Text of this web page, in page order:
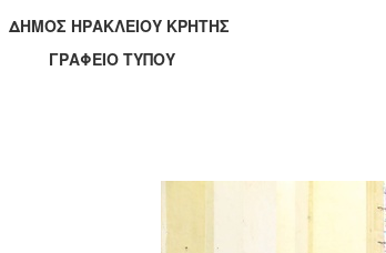
ΔΗΜΟΣ ΗΡΑΚΛΕΙΟΥ
ΓΡΑΦΕΙΟ ΤΥΠΟΥ